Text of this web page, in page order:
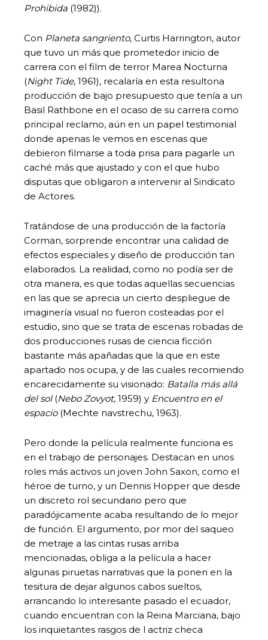
Prohibida (1982)).
Con Planeta sangriento, Curtis Harrington, autor
que tuvo un más que prometedor inicio de
carrera con el film de terror Marea Nocturna
(Night Tide, 1961), recalaría en esta resultona
producción de bajo presupuesto que tenía a un
Basil Rathbone en el ocaso de su carrera como
principal reclamo, aún en un papel testimonial
donde apenas le vemos en escenas que
debieron filmarse a toda prisa para pagarle un
caché más que ajustado y con el que hubo
disputas que obligaron a intervenir al Sindicato
de Actores.
Tratándose de una producción de la factoría
Corman, sorprende encontrar una calidad de
efectos especiales y diseño de producción tan
elaborados. La realidad, como no podía ser de
otra manera, es que todas aquellas secuencias
en las que se aprecia un cierto despliegue de
imaginería visual no fueron costeadas por el
estudio, sino que se trata de escenas robadas de
dos producciones rusas de ciencia ficción
bastante más apañadas que la que en este
apartado nos ocupa, y de las cuales recomiendo
encarecidamente su visionado: Batalla más allá
del sol(Nebo Zovyot, 1959) y Encuentro en el
espacio (Mechte navstrechu, 1963).
Pero donde la película realmente funciona es
en el trabajo de personajes. Destacan en unos
roles más activos un joven John Saxon, como el
héroe de turno, y un Dennis Hopper que desde
un discreto rol secundario pero que
paradójicamente acaba resultando de lo mejor
de función. El argumento, por mor del saqueo
de metraje a las cintas rusas arriba
mencionadas, obliga a la película a hacer
algunas piruetas narrativas que la ponen en la
tesitura de dejar algunos cabos sueltos,
arrancando lo interesante pasado el ecuador,
cuando encuentran con la Reina Marciana, bajo
los inquietantes rasgos de l actriz checa